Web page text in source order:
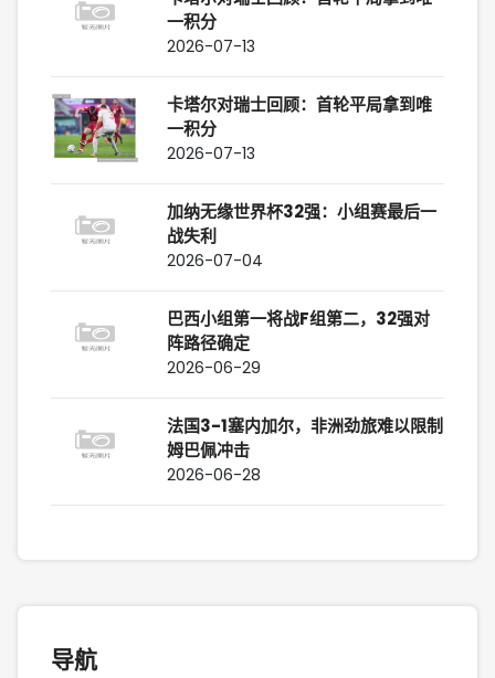
一积分
2026-07-13
卡塔尔对瑞士回顾：首轮平局拿到唯
一积分
2026-07-13
加纳无缘世界杯32强：小组赛最后一
战失利
2026-07-04
巴西小组第一将战F组第二，32强对
阵路径确定
2026-06-29
法国3-1塞内加尔，非洲劲旅难以限制
姆巴佩冲击
2026-06-28
导航